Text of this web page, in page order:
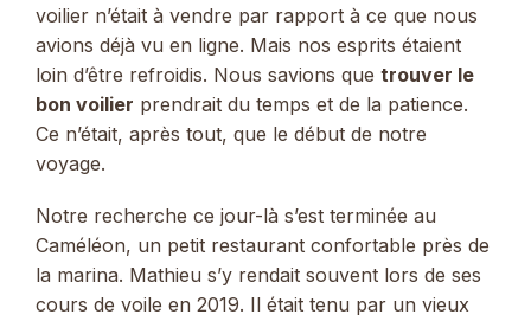
voilier n’était à vendre par rapport à ce que nous
avions déjà vu en ligne. Mais nos esprits étaient
loin d’être refroidis. Nous savions que trouver le
bon voilier prendrait du temps et de la patience.
Ce n’était, après tout, que le début de notre
voyage.
Notre recherche ce jour-là s’est terminée au
Caméléon, un petit restaurant confortable près de
la marina. Mathieu s’y rendait souvent lors de ses
cours de voile en 2019. Il était tenu par un vieux